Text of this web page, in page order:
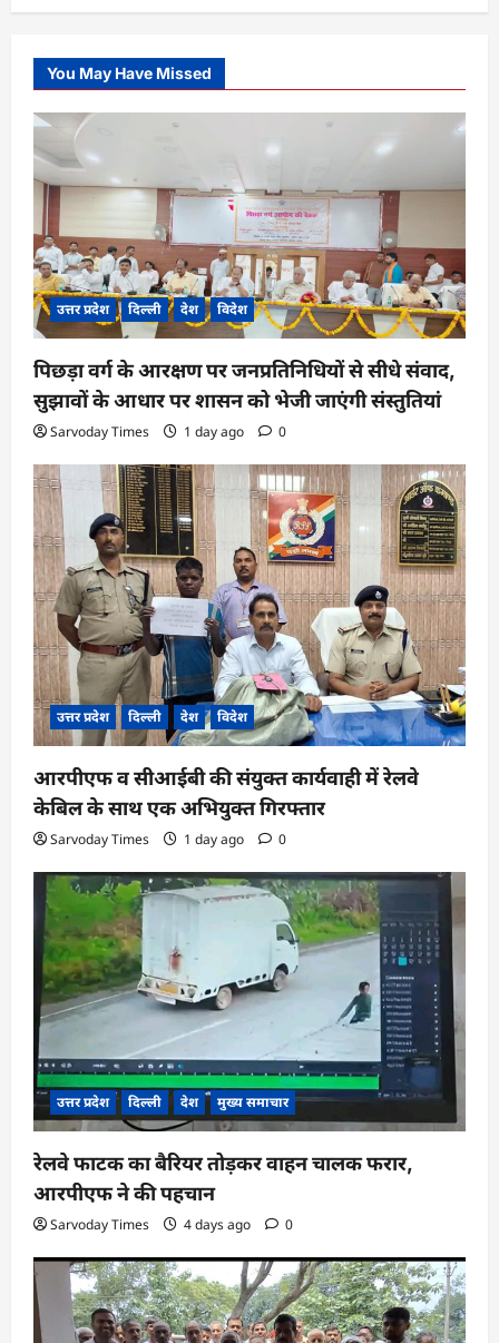
You May Have Missed
उत्तर प्रदेश दिल्ली देश विदेश
पिछड़ा वर्ग के आरक्षण पर जनप्रतिनिधियों से सीधे संवाद,
सुझावों के आधार पर शासन को भेजी जाएंगी संस्तुतियां
Sarvoday Times 1 day ago 0
उत्तर प्रदेश दिल्ली देश विदेश
आरपीएफ व सीआईबी की संयुक्त कार्यवाही में रेलवे
केबिल के साथ एक अभियुक्त गिरफ्तार
Sarvoday Times 1 day ago 0
उत्तर प्रदेश दिल्ली देश मुख्य समाचार
रेलवे फाटक का बैरियर तोड़कर वाहन चालक फरार,
आरपीएफ ने की पहचान
Sarvoday Times 4 days ago 0